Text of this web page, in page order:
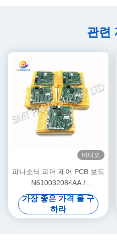
관련
비디오
파나소닉 피더 제어 PCB 보드
N610032084AA /
KXF0DWTHA00 (MC12CX-
5)
가장 좋은 가격 을 구
하라